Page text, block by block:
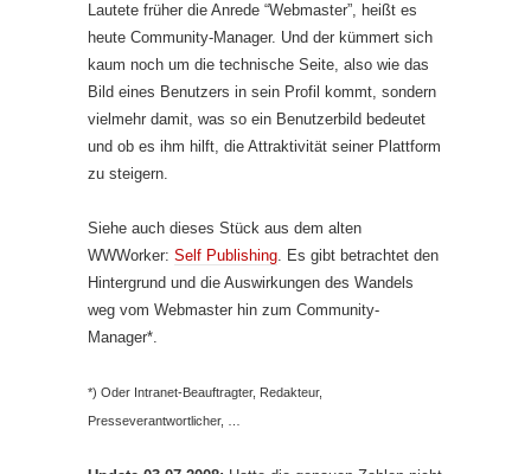
Lautete früher die Anrede “Webmaster”, heißt es
heute Community-Manager. Und der kümmert sich
kaum noch um die technische Seite, also wie das
Bild eines Benutzers in sein Profil kommt, sondern
vielmehr damit, was so ein Benutzerbild bedeutet
und ob es ihm hilft, die Attraktivität seiner Plattform
zu steigern.
Siehe auch dieses Stück aus dem alten
WWWorker: Self Publishing. Es gibt betrachtet den
Hintergrund und die Auswirkungen des Wandels
weg vom Webmaster hin zum Community-
Manager*.
*) Oder Intranet-Beauftragter, Redakteur,
Presseverantwortlicher, …